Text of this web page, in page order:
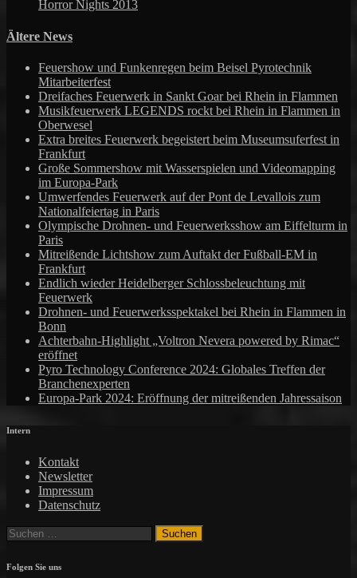
Horror Nights 2013
Ältere News
Feuershow und Funkenregen beim Beisel Pyrotechnik
Mitarbeiterfest
Dreifaches Feuerwerk in Sankt Goar bei Rhein in Flammen
Musikfeuerwerk LEGENDS rockt bei Rhein in Flammen in
Oberwesel
Extra breites Feuerwerk begeistert beim Museumsuferfest in
Frankfurt
Große Sommershow mit Wasserspielen und Videomapping
im Europa-Park
Umwerfendes Feuerwerk auf der Pont de Levallois zum
Nationalfeiertag in Paris
Olympische Drohnen- und Feuerwerksshow am Eiffelturm in
Paris
Mitreißende Lichtshow zum Auftakt der Fußball-EM in
Frankfurt
Endlich wieder Heidelberger Schlossbeleuchtung mit
Feuerwerk
Drohnen- und Feuerwerksspektakel bei Rhein in Flammen in
Bonn
Achterbahn-Highlight „Voltron Nevera powered by Rimac“
eröffnet
Pyro Technology Conference 2024: Globales Treffen der
Branchenexperten
Europa-Park 2024: Eröffnung der mitreißenden Jahressaison
Intern
Kontakt
Newsletter
Impressum
Datenschutz
Suchen
Folgen Sie uns